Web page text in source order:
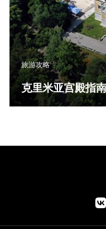
旅游攻略
克里米亚宫殿指